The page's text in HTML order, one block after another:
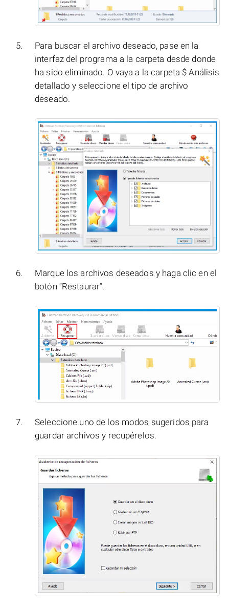
Para buscar el archivo deseado, pase en la
interfaz del programa a la carpeta desde donde
ha sido eliminado. O vaya a la carpeta $ Análisis
detallado y seleccione el tipo de archivo
deseado.
Marque los archivos deseados y haga clic en el
botón “Restaurar”.
Seleccione uno de los modos sugeridos para
guardar archivos y recupérelos.